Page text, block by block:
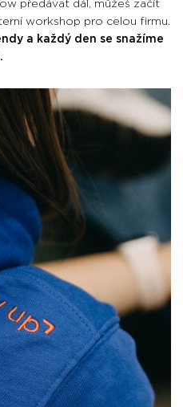
předávat dál, můžeš začít
workshop pro celou firmu.
a každý den se snažíme